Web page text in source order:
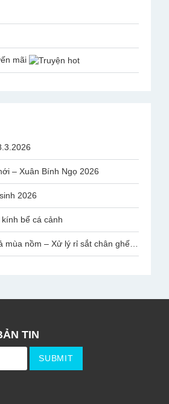
mãi
– Xuân Bính Ngọ 2026
2026
bể cá cảnh
Khắc phục hậu quả mùa nồm – Xử lý rỉ sắt chân ghế mạ Inox Văn Phòng
TIN